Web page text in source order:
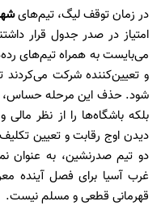
در زمان توقف لیگ، تیم‌های
امتیاز در صدر جدول قرار
می‌بایست به همراه تیم‌های
و تعیین‌کننده شرکت
شود. حذف این مرحله حساس،
بلکه باشگاه‌ها را از نظر
دیدن اوج رقابت و تعیین
دو تیم صدرنشین، به عنوان
غرب آسیا برای فصل آینده
قهرمانی قطعی و مسلم نیست.